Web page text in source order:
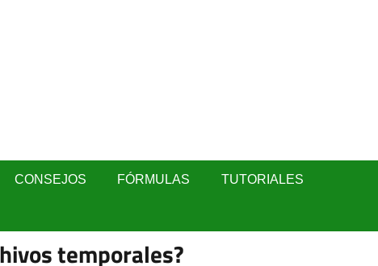
CONSEJOS FÓRMULAS TUTORIALES
temporales?